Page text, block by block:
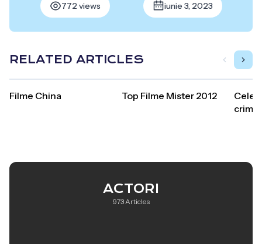
772 views iunie 3, 2023
RELATED ARTICLES
Filme China Top Filme Mister 2012
Cele
crimă
ACTORI
973 Articles